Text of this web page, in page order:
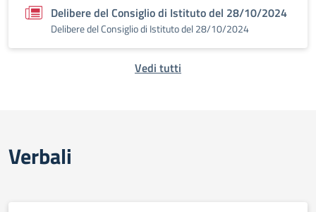
Delibere del Consiglio di Istituto del 28/10/2024
Delibere del Consiglio di Istituto del 28/10/2024
Vedi tutti
Verbali